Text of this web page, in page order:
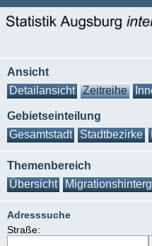
Ansicht
Detailansicht
Zeitreihe
Gebietseinteilung
Gesamtstadt
Stadtbezirke
Themenbereich
Übersicht
Adresssuche
Straße: